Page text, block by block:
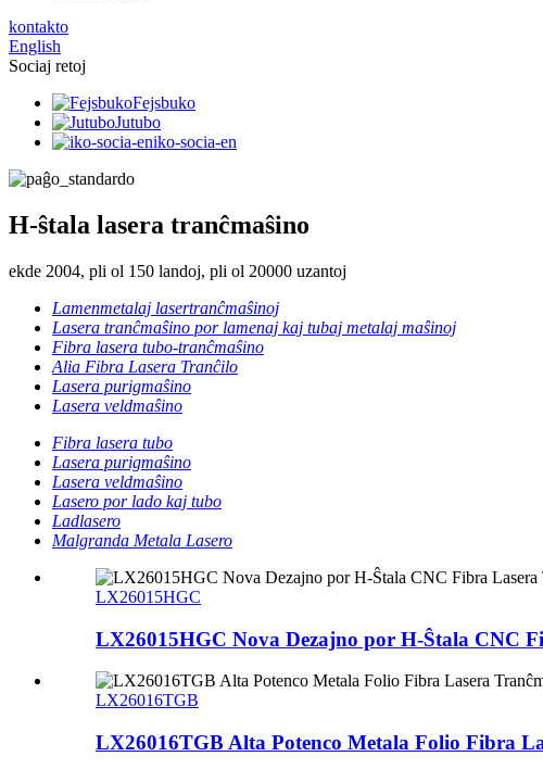
kontakto
English
Sociaj retoj
Fejsbuko
Jutubo
iko-socia-en
H-ŝtala lasera tranĉmaŝino
ekde 2004, pli ol 150 landoj, pli ol 20000 uzantoj
Lamenmetalaj lasertranĉmaŝinoj
Lasera tranĉmaŝino por lamenaj kaj tubaj metalaj maŝinoj
Fibra lasera tubo-tranĉmaŝino
Alia Fibra Lasera Tranĉilo
Lasera purigmaŝino
Lasera veldmaŝino
Fibra lasera tubo
Lasera purigmaŝino
Lasera veldmaŝino
Lasero por lado kaj tubo
Ladlasero
Malgranda Metala Lasero
LX26015HGC
LX26015HGC Nova Dezajno por H-Ŝtala CNC
LX26016TGB
LX26016TGB Alta Potenco Metala Folio Fibra